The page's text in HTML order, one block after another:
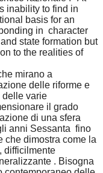
inability to find in
basis for an
in character
state formation but
to the realities of
mirano a
delle riforme e
delle varie
il grado
di una sfera
anni Sessanta fino
che dimostra come la
difficilmente
. Bisogna